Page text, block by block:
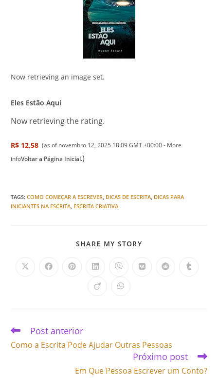
Now retrieving an image set.
Eles Estão Aqui
Now retrieving the rating.
R$ 12,58 (as of novembro 12, 2025 18:09 GMT +00:00 - More
infoVoltar a Página Inicial.)
TAGS:COMO COMEÇAR A ESCREVER, DICAS DE ESCRITA, DICAS PARA
INICIANTES NA ESCRITA, ESCRITA CRIATIVA
SHARE MY STORY
Post anterior
Como a Escrita Pode Ajudar Outras Pessoas
Próximo post
Em Que Pessoa Escrever um Conto?